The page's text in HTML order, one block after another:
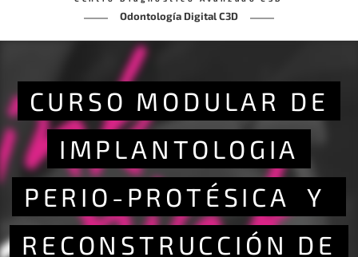
Odontología Digital C3D
CURSO MODULAR DE
IMPLANTOLOGIA
PERIO-PROTÉSICA Y
RECONSTRUCCIÓN DE